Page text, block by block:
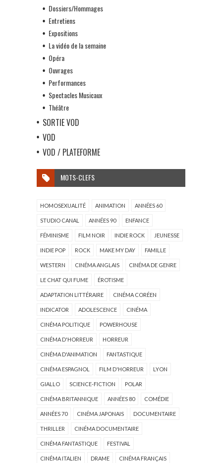
Dossiers/Hommages
Entretiens
Expositions
La vidéo de la semaine
Opéra
Ouvrages
Performances
Spectacles Musicaux
Théâtre
SORTIE VOD
VOD
VOD / PLATEFORME
MOTS-CLEFS
HOMOSEXUALITÉ ANIMATION ANNÉES 60
STUDIO CANAL ANNÉES 90 ENFANCE
FÉMINISME FILM NOIR INDIE ROCK JEUNESSE
INDIE POP ROCK MAKE MY DAY FAMILLE
WESTERN CINÉMA ANGLAIS CINÉMA DE GENRE
LE CHAT QUI FUME ÉROTISME
ADAPTATION LITTÉRAIRE CINÉMA CORÉEN
INDICATOR ADOLESCENCE CINÉMA
CINÉMA POLITIQUE POWERHOUSE
CINÉMA D'HORREUR HORREUR
CINÉMA D'ANIMATION FANTASTIQUE
CINÉMA ESPAGNOL FILM D'HORREUR LYON
GIALLO SCIENCE-FICTION POLAR
CINÉMA BRITANNIQUE ANNÉES 80 COMÉDIE
ANNÉES 70 CINÉMA JAPONAIS DOCUMENTAIRE
THRILLER CINÉMA DOCUMENTAIRE
CINÉMA FANTASTIQUE FESTIVAL
CINÉMA ITALIEN DRAME CINÉMA FRANÇAIS